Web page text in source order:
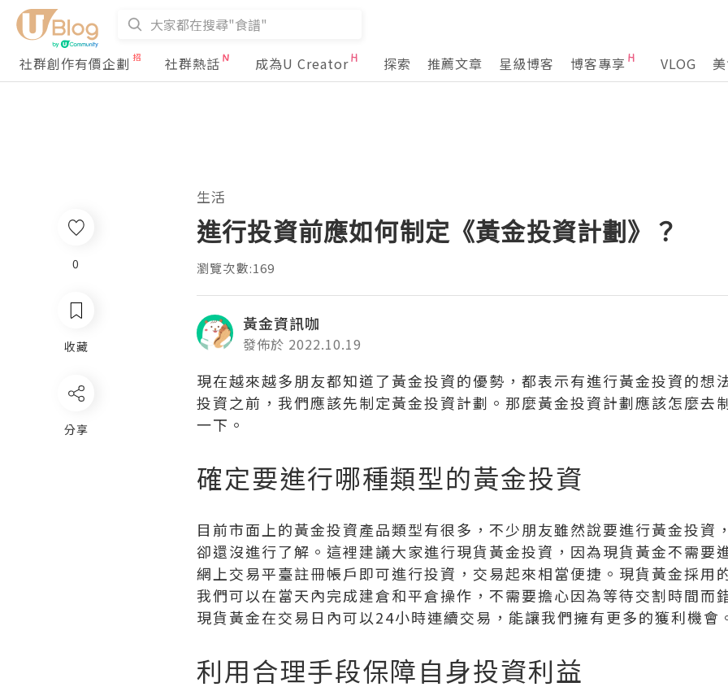
社群創作有價企劃 社群熱話 成為U Creator 探索 推薦文章 星級博客 博客專享 VLOG
生活
進行投資前應如何制定《黃金投資計劃》？
瀏覽次數:169
黃金資訊咖
發佈於 2022.10.19
現在越來越多朋友都知道了黃金投資的優勢，都表示有進行黃金投資的想
投資之前，我們應該先制定黃金投資計劃。那麼黃金投資計劃應該怎麼去
一下。
確定要進行哪種類型的黃金投資
目前市面上的黃金投資產品類型有很多，不少朋友雖然說要進行黃金投資
卻還沒進行了解。這裡建議大家進行現貨黃金投資，因為現貨黃金不需要
網上交易平臺註冊帳戶即可進行投資，交易起來相當便捷。現貨黃金採用
我們可以在當天內完成建倉和平倉操作，不需要擔心因為等待交割時間而
現貨黃金在交易日內可以24小時連續交易，能讓我們擁有更多的獲利機會
利用合理手段保障自身投資利益
0
收藏
分享